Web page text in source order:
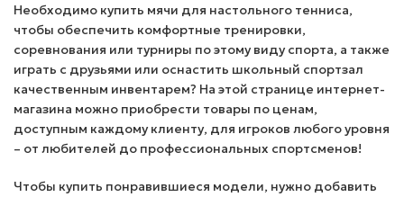
Необходимо купить мячи для настольного тенниса,
чтобы обеспечить комфортные тренировки,
соревнования или турниры по этому виду спорта, а также
играть с друзьями или оснастить школьный спортзал
качественным инвентарем? На этой странице интернет-
магазина можно приобрести товары по ценам,
доступным каждому клиенту, для игроков любого уровня
– от любителей до профессиональных спортсменов!
Чтобы купить понравившиеся модели, нужно добавить